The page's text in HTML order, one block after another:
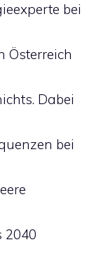
bei
Österreich
Dabei
bei
2040